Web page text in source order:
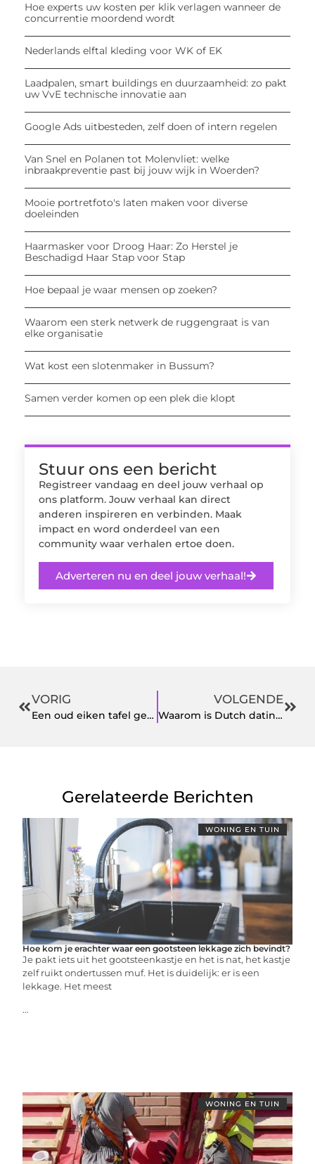
Hoe experts uw kosten per klik verlagen wanneer de
concurrentie moordend wordt
Nederlands elftal kleding voor WK of EK
Laadpalen, smart buildings en duurzaamheid: zo pakt
uw VvE technische innovatie aan
Google Ads uitbesteden, zelf doen of intern regelen
Van Snel en Polanen tot Molenvliet: welke
inbraakpreventie past bij jouw wijk in Woerden?
Mooie portretfoto's laten maken voor diverse
doeleinden
Haarmasker voor Droog Haar: Zo Herstel je
Beschadigd Haar Stap voor Stap
Hoe bepaal je waar mensen op zoeken?
Waarom een sterk netwerk de ruggengraat is van
elke organisatie
Wat kost een slotenmaker in Bussum?
Samen verder komen op een plek die klopt
Stuur ons een bericht
Registreer vandaag en deel jouw verhaal op
ons platform. Jouw verhaal kan direct
anderen inspireren en verbinden. Maak
impact en word onderdeel van een
community waar verhalen ertoe doen.
Adverteren nu en deel jouw verhaal!
VORIG
Een oud eiken tafel geeft een landelijke look aan je huis
VOLGENDE
Waarom is Dutch dating zo populair en waarom is dit een bekend begrip geworden?
Gerelateerde Berichten
WONING EN TUIN
Hoe kom je erachter waar een gootsteen lekkage zich bevindt?
Je pakt iets uit het gootsteenkastje en het is nat, het kastje
zelf ruikt ondertussen muf. Het is duidelijk: er is een
lekkage. Het meest
...
WONING EN TUIN